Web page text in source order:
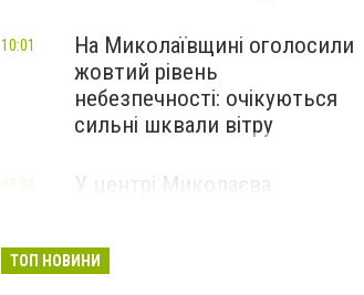
На Миколаївщині оголосили
жовтий рівень
небезпечності: очікуються
сильні шквали вітру
10:01
У центрі Миколаєва
госпіталізували, - ФОТО
09:00
ТОП НОВИНИ